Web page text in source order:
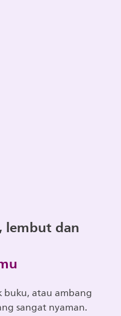
lembut dan
buku, atau ambang
sangat nyaman.